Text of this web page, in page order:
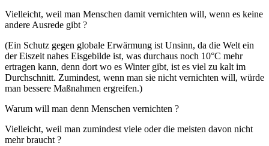
Vielleicht, weil man Menschen damit vernichten will, wenn es keine
andere Ausrede gibt ?
(Ein Schutz gegen globale Erwärmung ist Unsinn, da die Welt ein
der Eiszeit nahes Eisgebilde ist, was durchaus noch 10°C mehr
ertragen kann, denn dort wo es Winter gibt, ist es viel zu kalt im
Durchschnitt. Zumindest, wenn man sie nicht vernichten will, würde
man bessere Maßnahmen ergreifen.)
Warum will man denn Menschen vernichten ?
Vielleicht, weil man zumindest viele oder die meisten davon nicht
mehr braucht ?